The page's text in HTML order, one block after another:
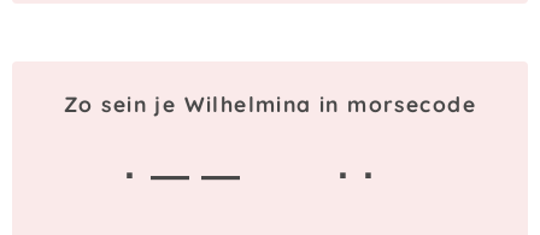
Zo sein je Wilhelmina in morsecode
· — —
· ·